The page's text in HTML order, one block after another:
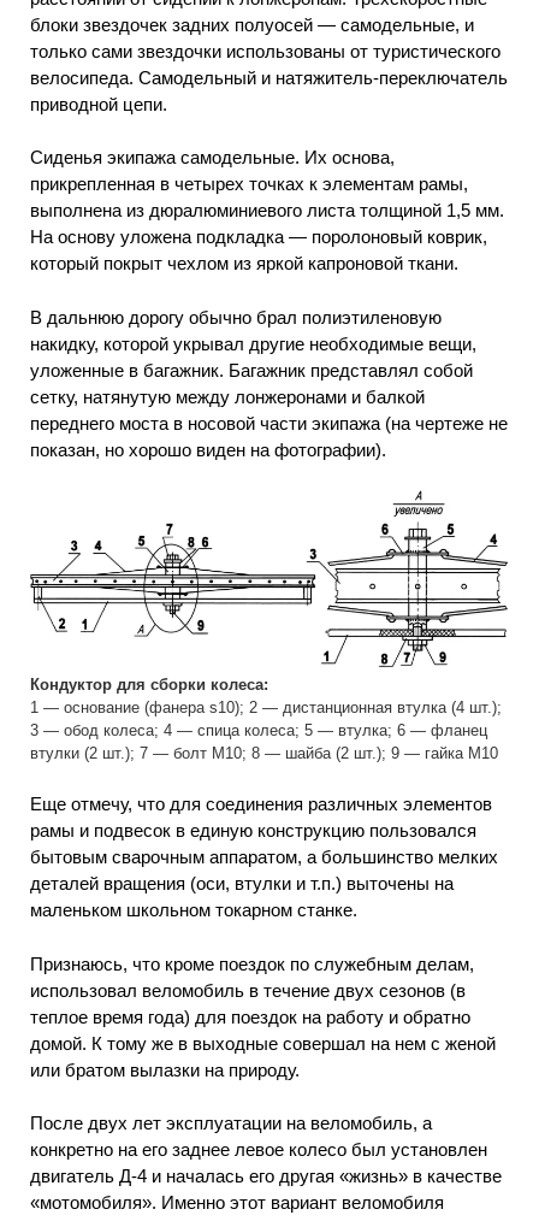
блоки звездочек задних полуосей — самодельные, и
только сами звездочки использованы от туристического
велосипеда. Самодельный и натяжитель-переключатель
приводной цепи.
Сиденья экипажа самодельные. Их основа,
прикрепленная в четырех точках к элементам рамы,
выполнена из дюралюминиевого листа толщиной 1,5 мм.
На основу уложена подкладка — поролоновый коврик,
который покрыт чехлом из яркой капроновой ткани.
В дальнюю дорогу обычно брал полиэтиленовую
накидку, которой укрывал другие необходимые вещи,
уложенные в багажник. Багажник представлял собой
сетку, натянутую между лонжеронами и балкой
переднего моста в носовой части экипажа (на чертеже не
показан, но хорошо виден на фотографии).
Кондуктор для сборки колеса:
1 — основание (фанера s10); 2 — дистанционная втулка (4 шт.);
3 — обод колеса; 4 — спица колеса; 5 — втулка; 6 — фланец
втулки (2 шт.); 7 — болт М10; 8 — шайба (2 шт.); 9 — гайка М10
Еще отмечу, что для соединения различных элементов
рамы и подвесок в единую конструкцию пользовался
бытовым сварочным аппаратом, а большинство мелких
деталей вращения (оси, втулки и т.п.) выточены на
маленьком школьном токарном станке.
Признаюсь, что кроме поездок по служебным делам,
использовал веломобиль в течение двух сезонов (в
теплое время года) для поездок на работу и обратно
домой. К тому же в выходные совершал на нем с женой
или братом вылазки на природу.
После двух лет эксплуатации на веломобиль, а
конкретно на его заднее левое колесо был установлен
двигатель Д-4 и началась его другая «жизнь» в качестве
«мотомобиля». Именно этот вариант веломобиля